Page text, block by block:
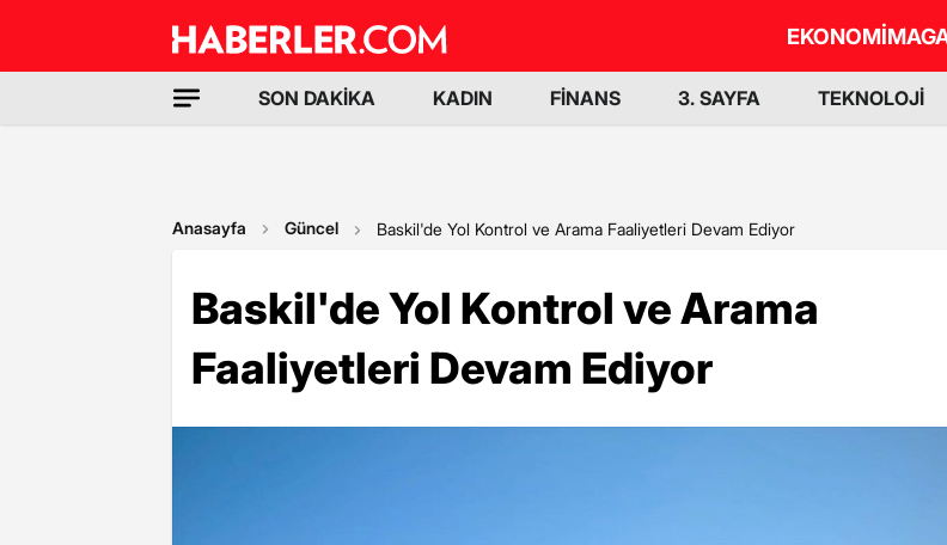
EKONOMİ
SON DAKİKA KADIN FİNANS 3. SAYFA TEKNOLOJİ
Anasayfa Güncel Baskil'de Yol Kontrol ve Arama Faaliyetleri Devam Ediyor
Baskil'de Yol Kontrol ve Arama
Faaliyetleri Devam Ediyor